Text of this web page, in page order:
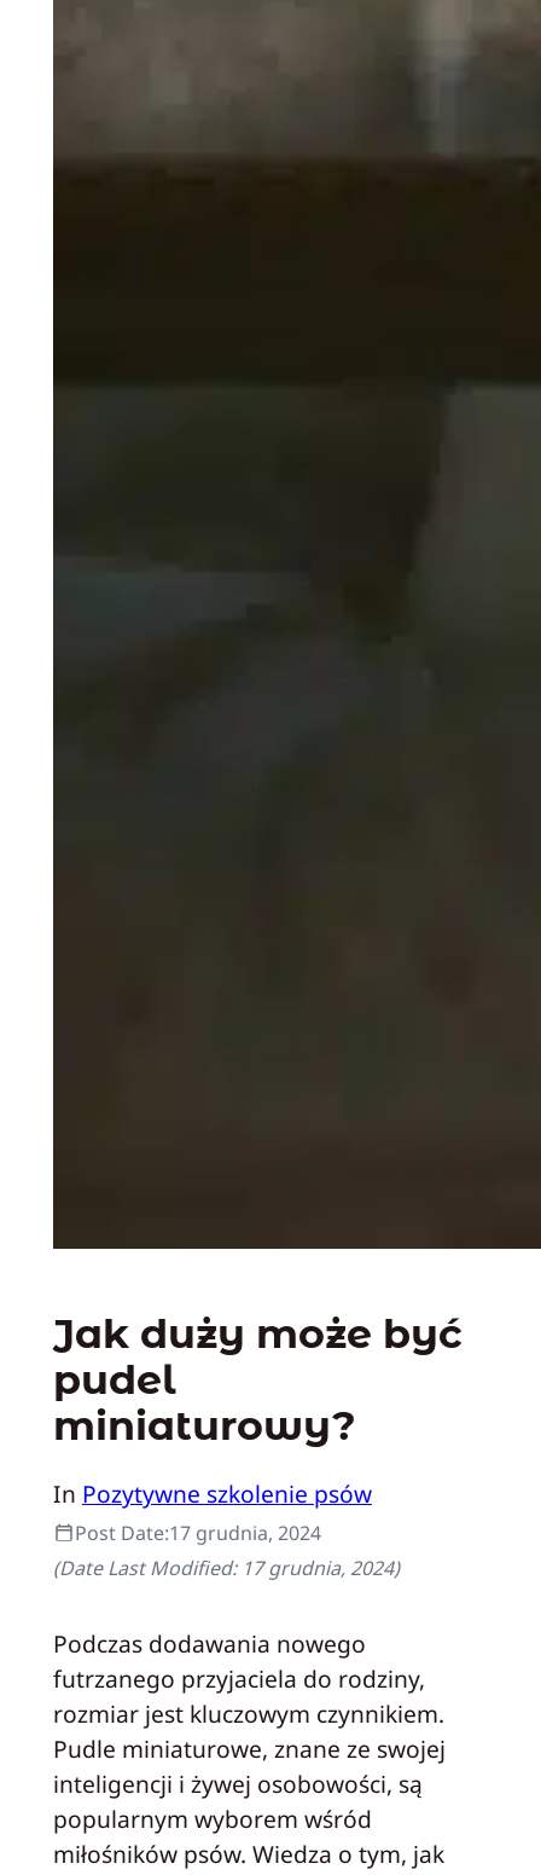
Jak duży może być
pudel
miniaturowy?
In Pozytywne szkolenie psów
Post Date:17 grudnia, 2024
(Date Last Modified: 17 grudnia, 2024)
Podczas dodawania nowego
futrzanego przyjaciela do rodziny,
rozmiar jest kluczowym czynnikiem.
Pudle miniaturowe, znane ze swojej
inteligencji i żywej osobowości, są
popularnym wyborem wśród
miłośników psów. Wiedza o tym, jak